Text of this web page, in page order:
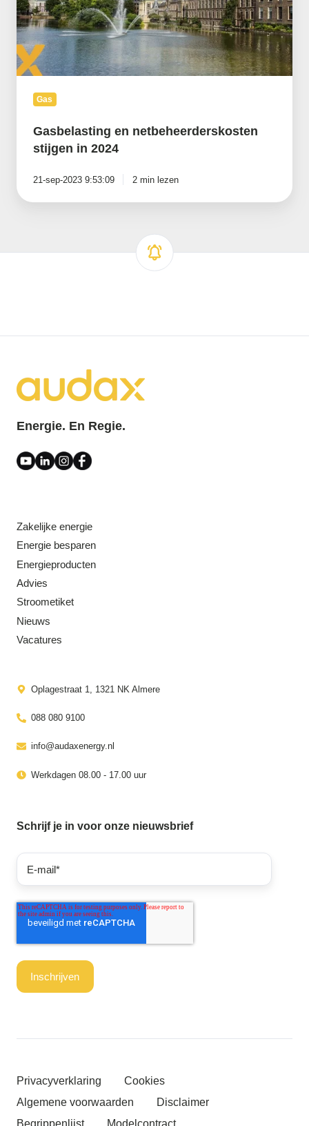
Gas
Gasbelasting en netbeheerderskosten
stijgen in 2024
21-sep-2023 9:53:09 2 min lezen
Energie. En Regie.
Zakelijke energie
Energie besparen
Energieproducten
Advies
Stroometiket
Nieuws
Vacatures
Oplagestraat 1, 1321 NK Almere
088 080 9100
info@audaxenergy.nl
Werkdagen 08.00 - 17.00 uur
Schrijf je in voor onze nieuwsbrief
Privacyverklaring
Cookies
Algemene voorwaarden
Disclaimer
Begrippenlijst
Modelcontract